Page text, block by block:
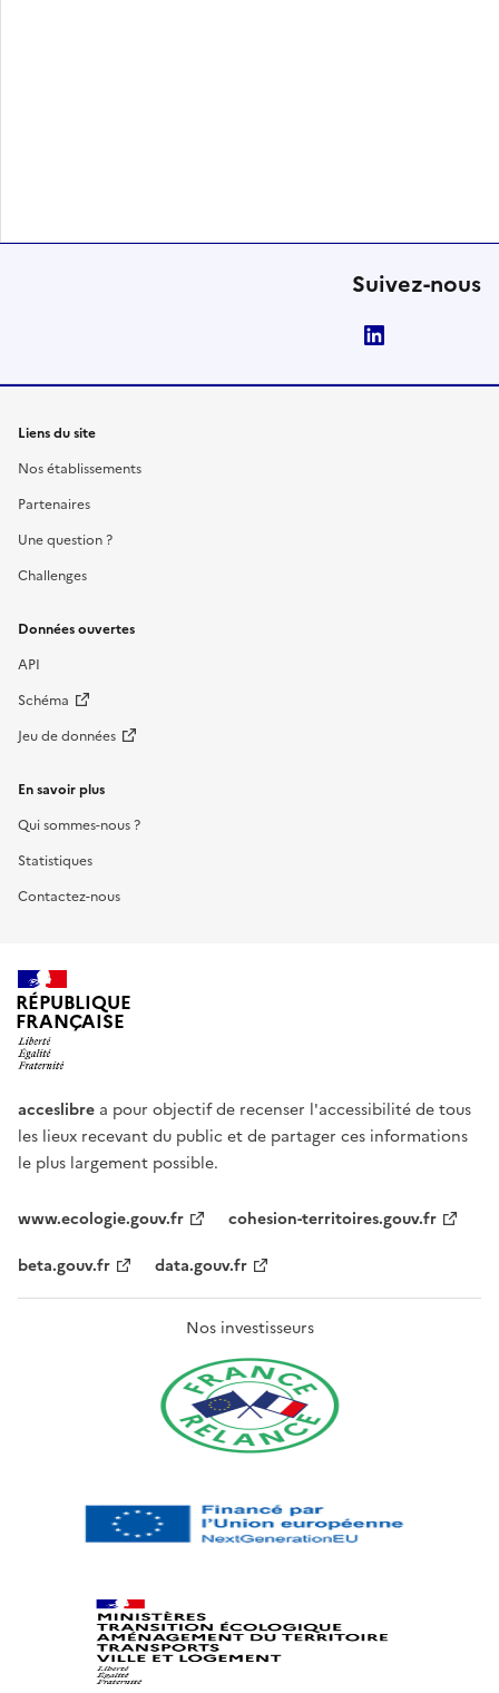
Suivez-nous
Liens du site
Nos établissements
Partenaires
Une question ?
Challenges
Données ouvertes
API
Schéma
Jeu de données
En savoir plus
Qui sommes-nous ?
Statistiques
Contactez-nous
RÉPUBLIQUE
FRANÇAISE
acceslibre a pour objectif de recenser l'accessibilité de tous
les lieux recevant du public et de partager ces informations
le plus largement possible.
www.ecologie.gouv.fr
cohesion-territoires.gouv.fr
beta.gouv.fr
data.gouv.fr
Nos investisseurs